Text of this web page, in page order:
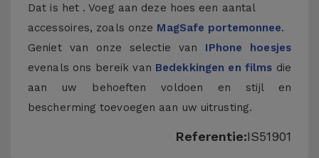
Dat is het . Voeg aan deze hoes een aantal
accessoires, zoals onze MagSafe portemonnee.
Geniet van onze selectie van IPhone hoesjes
evenals ons bereik van Bedekkingen en films die
aan uw behoeften voldoen en stijl en
bescherming toevoegen aan uw uitrusting.
Referentie:IS51901